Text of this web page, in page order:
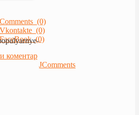
Comments (0)
Vkontakte (0)
(0)
коментар
JComments